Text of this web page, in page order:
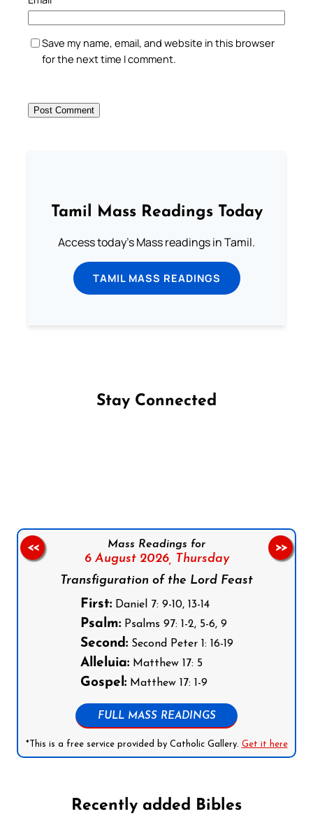
Save my name, email, and website in this browser
for the next time I comment.
Tamil Mass Readings Today
Access today's Mass readings in Tamil.
TAMIL MASS READINGS
Stay Connected
Mass Readings for
6 August 2026,
Thursday
Transfiguration of the Lord Feast
First:Daniel 7: 9-10, 13-14
Psalm:Psalms 97: 1-2, 5-6, 9
Second:Second Peter 1: 16-19
Alleluia:Matthew 17: 5
Gospel:Matthew 17: 1-9
FULL MASS READINGS
*This is a free service provided by Catholic Gallery. Get it here
<< >>
Recently added Bibles